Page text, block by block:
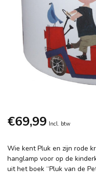
€69,99 Incl. btw
Wie kent Pluk en zijn rode
hanglamp voor op de
uit het boek “Pluk van de